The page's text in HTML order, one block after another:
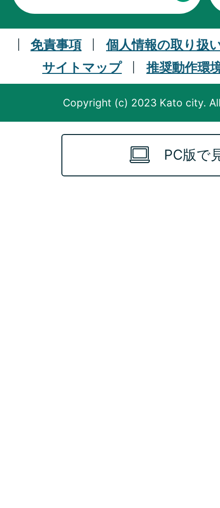
免責事項
個人情報の取り扱
サイトマップ
推奨動作環
Copyright (c) 2023 Kato city.
PC版で